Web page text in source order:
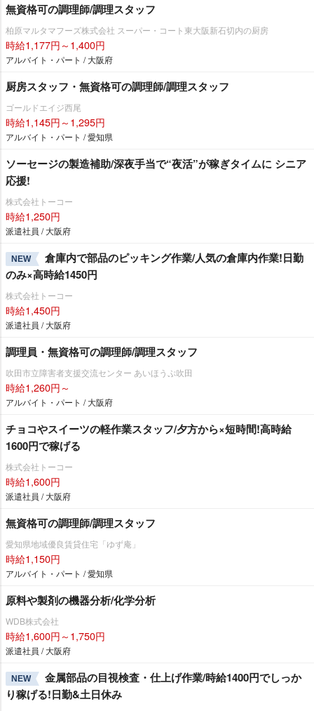
無資格可の調理師/調理スタッフ
柏原マルタマフーズ株式会社 スーパー・コート東大阪新石切内の厨房
時給1,177円～1,400円
アルバイト・パート / 大阪府
厨房スタッフ・無資格可の調理師/調理スタッフ
ゴールドエイジ西尾
時給1,145円～1,295円
アルバイト・パート / 愛知県
ソーセージの製造補助/深夜手当で“夜活”が稼ぎタイムに シニア
応援!
株式会社トーコー
時給1,250円
派遣社員 / 大阪府
NEW
倉庫内で部品のピッキング作業/人気の倉庫内作業!日勤
のみ×高時給1450円
株式会社トーコー
時給1,450円
派遣社員 / 大阪府
調理員・無資格可の調理師/調理スタッフ
吹田市立障害者支援交流センター あいほうぷ吹田
時給1,260円～
アルバイト・パート / 大阪府
チョコやスイーツの軽作業スタッフ/夕方から×短時間!高時給
1600円で稼げる
株式会社トーコー
時給1,600円
派遣社員 / 大阪府
無資格可の調理師/調理スタッフ
愛知県地域優良賃貸住宅「ゆず庵」
時給1,150円
アルバイト・パート / 愛知県
原料や製剤の機器分析/化学分析
WDB株式会社
時給1,600円～1,750円
派遣社員 / 大阪府
NEW
金属部品の目視検査・仕上げ作業/時給1400円でしっか
り稼げる!日勤&土日休み